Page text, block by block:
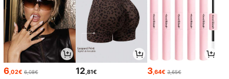
6,02€ 6,08€ 12,81€ 3,64€ 3,65€